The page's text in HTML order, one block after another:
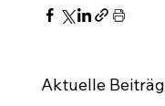
Aktuelle